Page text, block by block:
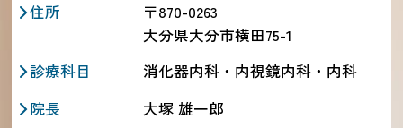
住所
〒870-0263
大分県大分市横田75-1
診療科目
消化器内科・内視鏡内科・内科
院長
大塚 雄一郎